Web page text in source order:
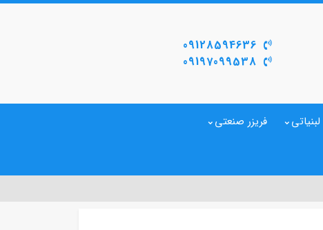
09128594636
09197099538
فریزر صنعتی